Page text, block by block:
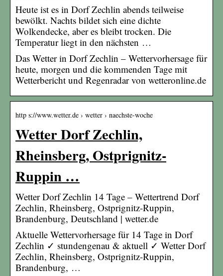
Heute ist es in Dorf Zechlin abends teilweise
bewölkt. Nachts bildet sich eine dichte
Wolkendecke, aber es bleibt trocken. Die
Temperatur liegt in den nächsten …
Das Wetter in Dorf Zechlin – Wettervorhersage für
heute, morgen und die kommenden Tage mit
Wetterbericht und Regenradar von wetteronline.de
http s://www.wetter.de › wetter › naechste-woche
Wetter Dorf Zechlin,
Rheinsberg, Ostprignitz-
Ruppin …
Wetter Dorf Zechlin 14 Tage – Wettertrend Dorf
Zechlin, Rheinsberg, Ostprignitz-Ruppin,
Brandenburg, Deutschland | wetter.de
Aktuelle Wettervorhersage für 14 Tage in Dorf
Zechlin ✓ stundengenau & aktuell ✓ Wetter Dorf
Zechlin, Rheinsberg, Ostprignitz-Ruppin,
Brandenburg, …